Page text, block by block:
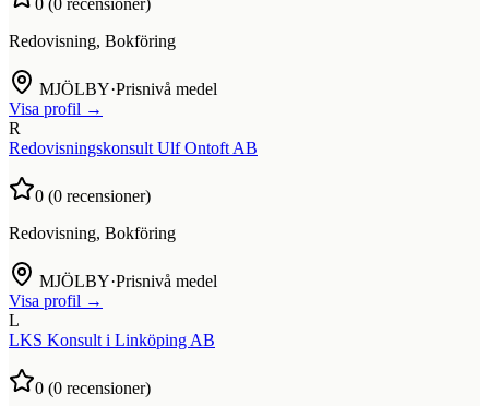
Redovisning, Bokföring
MJÖLBY·Prisnivå medel
Visa profil →
R
Redovisningskonsult Ulf Ontoft AB
0 (0 recensioner)
Redovisning, Bokföring
MJÖLBY·Prisnivå medel
Visa profil →
L
LKS Konsult i Linköping AB
0 (0 recensioner)